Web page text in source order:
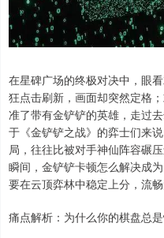
在星碑广场的终极对决中，眼
狂点击刷新，画面却突然定格
准了带有金铲铲的英雄，走过
于《金铲铲之战》的弈士们来
局，往往比被对手神仙阵容碾
瞬间，金铲铲卡顿怎么解决成
要在云顶弈林中稳定上分，流
痛点解析：为什么你的棋盘总